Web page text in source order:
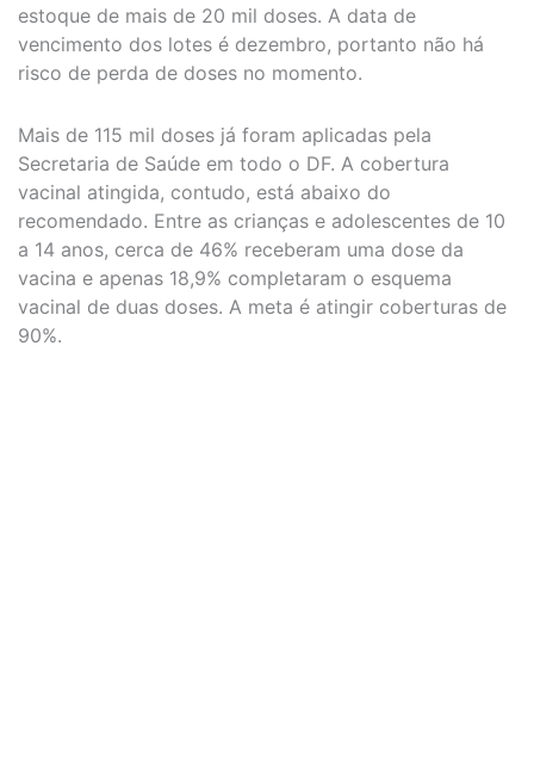
estoque de mais de 20 mil doses. A data de
vencimento dos lotes é dezembro, portanto não há
risco de perda de doses no momento.
Mais de 115 mil doses já foram aplicadas pela
Secretaria de Saúde em todo o DF. A cobertura
vacinal atingida, contudo, está abaixo do
recomendado. Entre as crianças e adolescentes de 10
a 14 anos, cerca de 46% receberam uma dose da
vacina e apenas 18,9% completaram o esquema
vacinal de duas doses. A meta é atingir coberturas de
90%.